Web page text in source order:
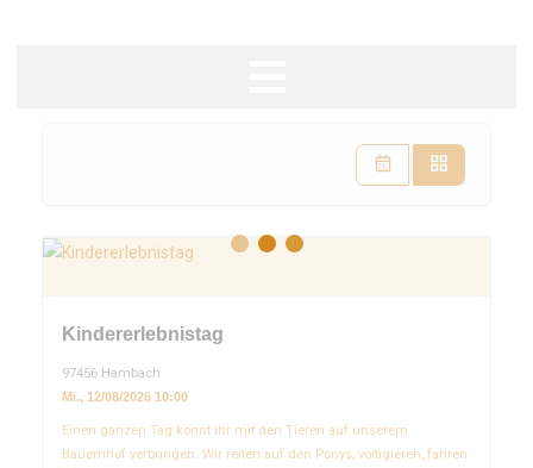
Kindererlebnistag
97456 Hambach
Mi., 12/08/2026 10:00
Einen ganzen Tag könnt ihr mit den Tieren auf unserem
Bauernhof verbringen. Wir reiten auf den Ponys, voltigieren, fahren